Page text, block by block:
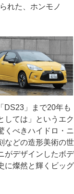
れた、ホンモノ
DS23」まで20年も
しては」というエク
くべきハイドロ・ニ
などの造形美術の世
がデザインしたボデ
に燦然と輝くビッグ